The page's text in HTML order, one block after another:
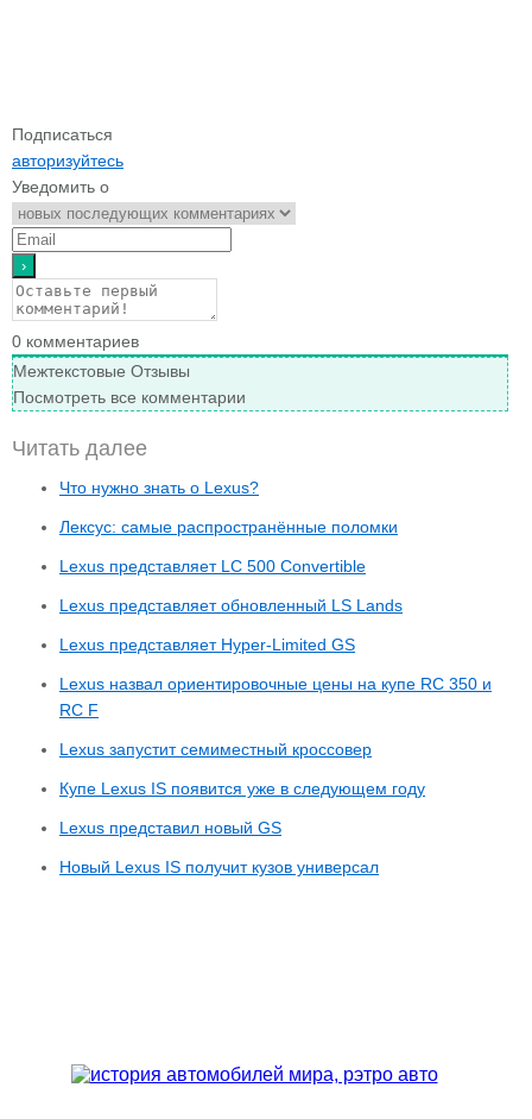
Подписаться
авторизуйтесь
Уведомить о
0 комментариев
Межтекстовые Отзывы
Посмотреть все комментарии
Читать далее
Что нужно знать о Lexus?
Лексус: самые распространённые поломки
Lexus представляет LC 500 Convertible
Lexus представляет обновленный LS Lands
Lexus представляет Hyper-Limited GS
Lexus назвал ориентировочные цены на купе RC 350 и
RC F
Lexus запустит семиместный кроссовер
Купе Lexus IS появится уже в следующем году
Lexus представил новый GS
Новый Lexus IS получит кузов универсал